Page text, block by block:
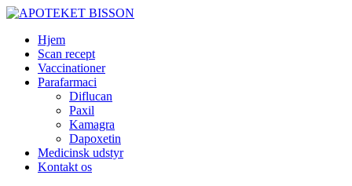
Hjem
Scan recept
Vaccinationer
Parafarmaci
Diflucan
Paxil
Kamagra
Dapoxetin
Medicinsk udstyr
Kontakt os